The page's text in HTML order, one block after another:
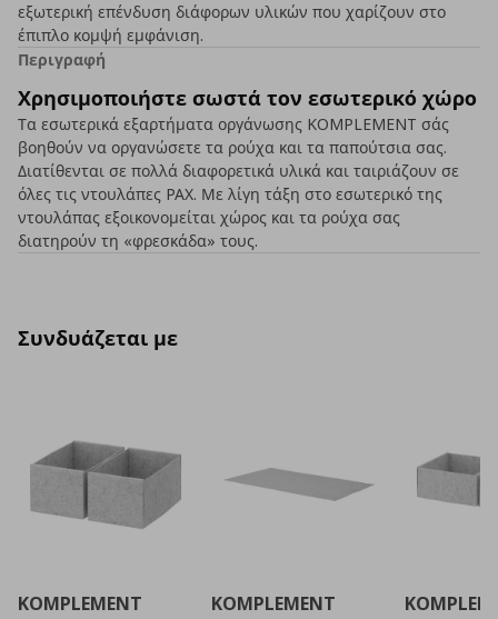
εξωτερική επένδυση διάφορων υλικών που χαρίζουν στο
έπιπλο κομψή εμφάνιση.
Περιγραφή
Χρησιμοποιήστε σωστά τον εσωτερικό χώρο
Τα εσωτερικά εξαρτήματα οργάνωσης KOMPLEMENT σάς
βοηθούν να οργανώσετε τα ρούχα και τα παπούτσια σας.
Διατίθενται σε πολλά διαφορετικά υλικά και ταιριάζουν σε
όλες τις ντουλάπες PAX. Με λίγη τάξη στο εσωτερικό της
ντουλάπας εξοικονομείται χώρος και τα ρούχα σας
διατηρούν τη «φρεσκάδα» τους.
Συνδυάζεται με
KOMPLEMENT
KOMPLEMENT